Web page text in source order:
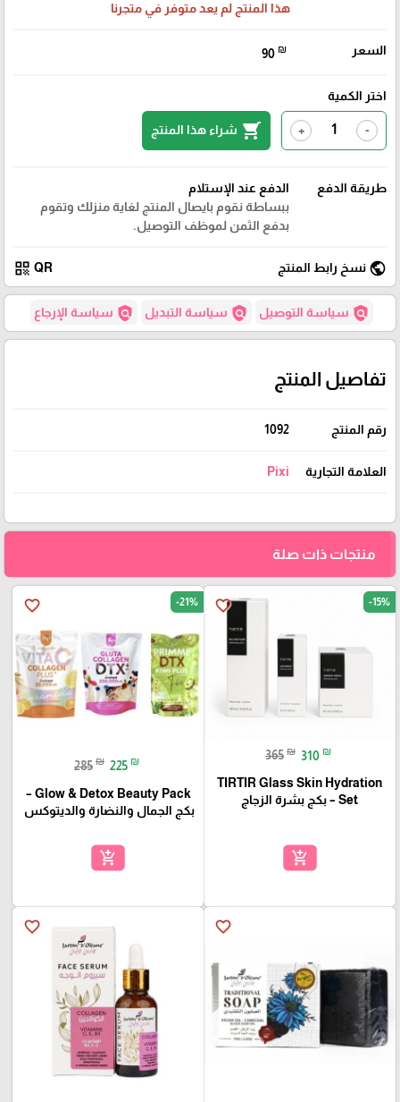
هذا المنتج لم يعد متوفر في متجرنا
السعر 90 ₪
اختر الكمية
-
+
shopping_cart شراء هذا المنتج
طريقة الدفع
الدفع عند الإستلام
ببساطة نقوم بايصال المنتج لغاية منزلك وتقوم
بدفع الثمن لموظف التوصيل.
public نسخ رابط المنتج QR
qr_code
policy سياسة التوصيل policy سياسة التبديل policy سياسة الإرجاع
تفاصيل المنتج
رقم المنتج 1092
العلامة التجارية Pixi
منتجات ذات صلة
favorite_border -15%
365 ₪ 310 ₪
TIRTIR Glass Skin Hydration
Set – بكج بشرة الزجاج
add_shopping_cart
favorite_border -21%
285 ₪ 225 ₪
Glow & Detox Beauty Pack –
بكج الجمال والنضارة والديتوكس
add_shopping_cart
favorite_border
favorite_border